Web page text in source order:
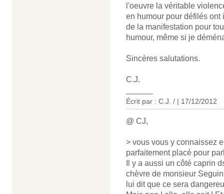
l'oeuvre la véritable
en humour pour défilés
de la manifestation pour
humour, même si je
Sincères salutations.
C.J.
Écrit par : C.J. / | 17/12/2012
@ CJ,
> vous vous y connaissez
parfaitement placé pour
Il y a aussi un côté caprin
chèvre de monsieur
lui dit que ce sera